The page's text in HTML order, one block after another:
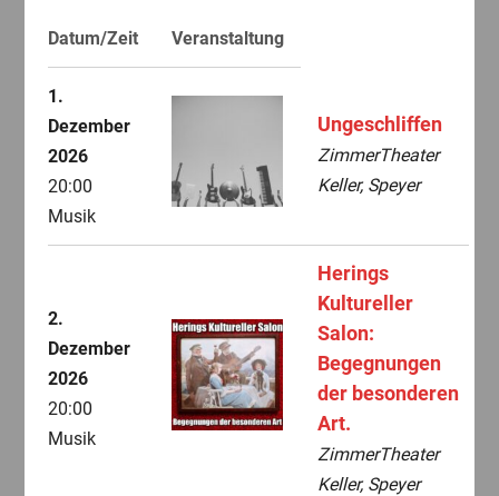
Datum/Zeit Veranstaltung
1.
Dezember
2026
20:00
Musik
Ungeschliffen
ZimmerTheater
Keller, Speyer
2.
Dezember
2026
20:00
Musik
Herings
Kultureller
Salon:
Begegnungen
der besonderen
Art.
ZimmerTheater
Keller, Speyer